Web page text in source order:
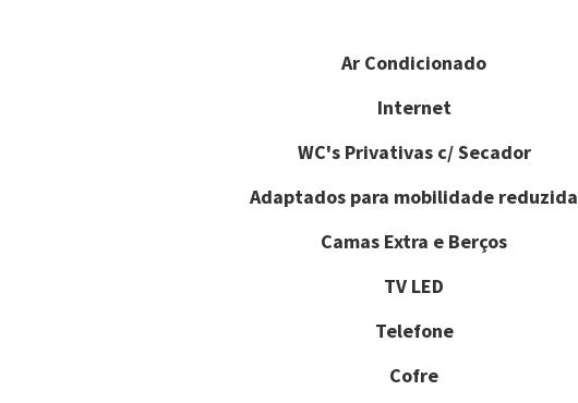
Ar Condicionado
Internet
WC's Privativas c/ Secador
Adaptados para mobilidade reduzida
Camas Extra e Berços
TV LED
Telefone
Cofre